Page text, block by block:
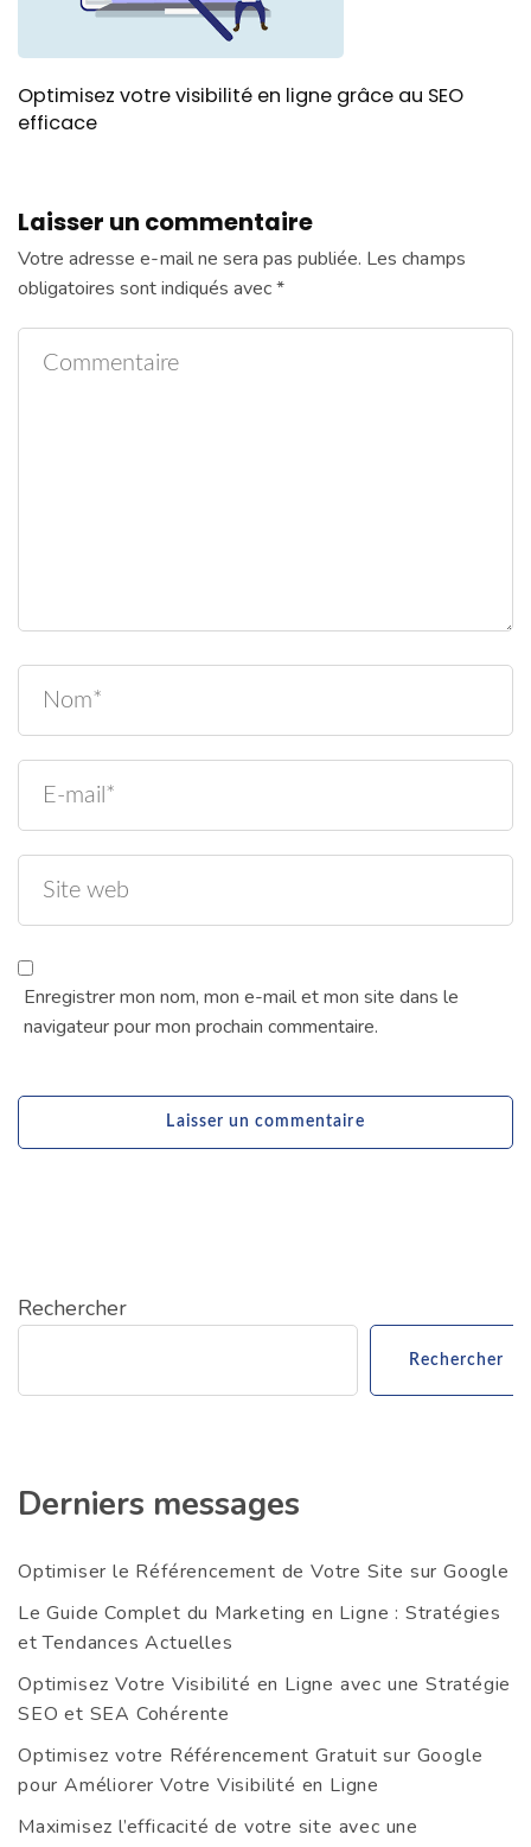
Optimisez votre visibilité en ligne grâce au SEO
efficace
Laisser un commentaire
Votre adresse e-mail ne sera pas publiée. Les champs
obligatoires sont indiqués avec*
Enregistrer mon nom, mon e-mail et mon site dans le
navigateur pour mon prochain commentaire.
Rechercher
Rechercher
Derniers messages
Optimiser le Référencement de Votre Site sur Google
Le Guide Complet du Marketing en Ligne : Stratégies
et Tendances Actuelles
Optimisez Votre Visibilité en Ligne avec une Stratégie
SEO et SEA Cohérente
Optimisez votre Référencement Gratuit sur Google
pour Améliorer Votre Visibilité en Ligne
Maximisez l’efficacité de votre site avec une